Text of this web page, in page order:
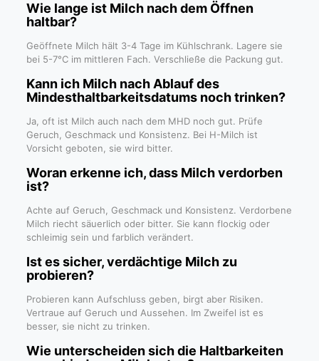
Wie lange ist Milch nach dem Öffnen
haltbar?
Geöffnete Milch hält 3-4 Tage im Kühlschrank. Lagere sie
bei 5-7°C im mittleren Fach. Verschließe die Packung gut.
Kann ich Milch nach Ablauf des
Mindesthaltbarkeitsdatums noch trinken?
Ja, oft ist Milch auch nach dem MHD noch gut. Prüfe
Geruch, Geschmack und Konsistenz. Bei H-Milch ist
Vorsicht geboten, sie wird bitter.
Woran erkenne ich, dass Milch verdorben
ist?
Achte auf Geruch, Geschmack und Konsistenz. Verdorbene
Milch riecht säuerlich oder bitter. Sie kann flockig oder
schleimig sein und farblich verändert.
Ist es sicher, verdächtige Milch zu
probieren?
Probieren kann Aufschluss geben, birgt aber Risiken.
Vertraue auf Geruch und Aussehen. Im Zweifel ist es
besser, sie nicht zu trinken.
Wie unterscheiden sich die Haltbarkeiten